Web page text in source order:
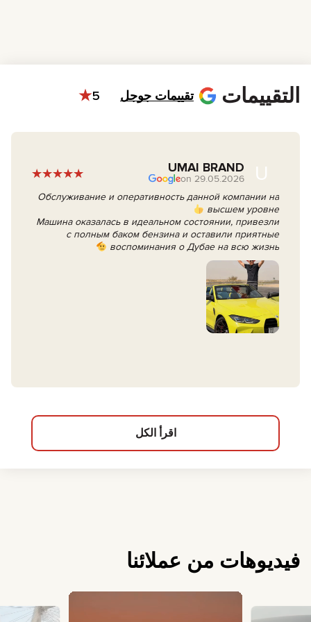
التقييمات تقييمات جوجل 5
U
UMAI BRAND
29.05.2026 on
Обслуживание и оперативность данной компании на
высшем уровне
Машина оказалась в идеальном состоянии, привезли
с полным баком бензина и оставили приятные
воспоминания о Дубае на всю жизнь
اقرأ الكل
فيديوهات من عملائنا